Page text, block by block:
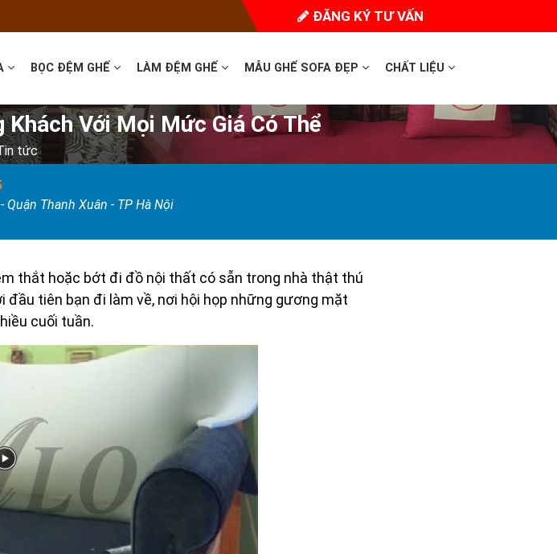
ĐĂNG KÝ TƯ VẤN
BỌC ĐỆM GHẾ LÀM ĐỆM GHẾ MẪU GHẾ SOFA ĐẸP CHẤT LIỆU
Với Mọi Mức Giá Có Thể
tức
Thanh Xuân - TP Hà Nội
thắt hoặc bớt đi đồ nội thất có sẵn trong nhà thật thú
đầu tiên bạn đi làm về, nơi hội họp những gương mặt
cuối tuần.